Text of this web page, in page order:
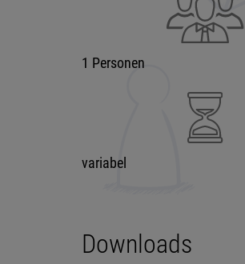
1 Personen
variabel
Downloads